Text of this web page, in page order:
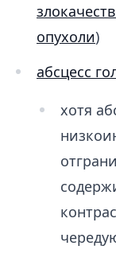
опухоли)
абсцесс
хотя